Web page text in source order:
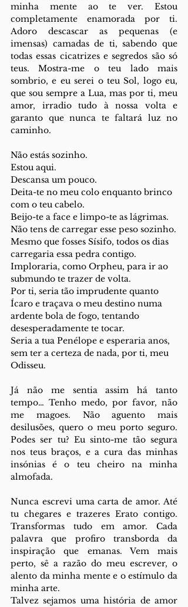
minha mente ao te ver. Estou
completamente enamorada por ti.
Adoro descascar as pequenas (e
imensas) camadas de ti, sabendo que
todas essas cicatrizes e segredos são só
teus. Mostra-me o teu lado mais
sombrio, e eu serei o teu Sol, logo eu,
que sou sempre a Lua, mas por ti, meu
amor, irradio tudo à nossa volta e
garanto que nunca te faltará luz no
caminho.
Não estás sozinho.
Estou aqui.
Descansa um pouco.
Deita-te no meu colo enquanto brinco
com o teu cabelo.
Beijo-te a face e limpo-te as lágrimas.
Não tens de carregar esse peso sozinho.
Mesmo que fosses Sísifo, todos os dias
carregaria essa pedra contigo.
Imploraria, como Orpheu, para ir ao
submundo te trazer de volta.
Por ti, seria tão imprudente quanto
Ícaro e traçava o meu destino numa
ardente bola de fogo, tentando
desesperadamente te tocar.
Seria a tua Penélope e esperaria anos,
sem ter a certeza de nada, por ti, meu
Odisseu.
Já não me sentia assim há tanto
tempo… Tenho medo, por favor, não
me magoes. Não aguento mais
desilusões, quero o meu porto seguro.
Podes ser tu? Eu sinto-me tão segura
nos teus braços, e a cura das minhas
insónias é o teu cheiro na minha
almofada.
Nunca escrevi uma carta de amor. Até
tu chegares e trazeres Erato contigo.
Transformas tudo em amor. Cada
palavra que profiro transborda da
inspiração que emanas. Vem mais
perto, sê a razão do meu escrever, o
alento da minha mente e o estímulo da
minha arte.
Talvez sejamos uma história de amor